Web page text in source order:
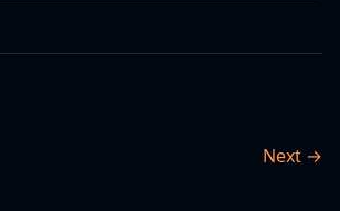
Next →